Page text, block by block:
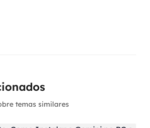
temas similares